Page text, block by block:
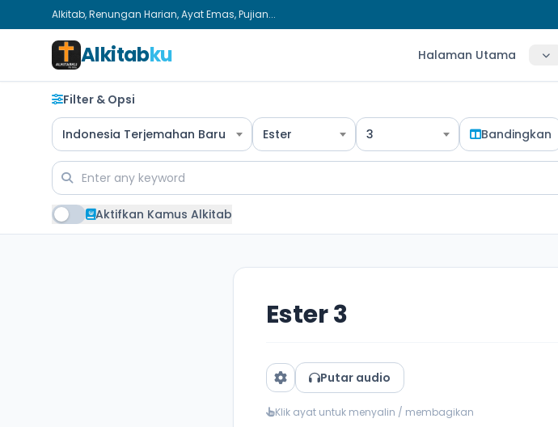
Alkitab, Renungan Harian, Ayat Emas, Pujian...
Alkitabku Halaman Utama
Filter & Opsi
Indonesia Terjemahan Baru Ester 3 Bandingkan
Aktifkan Kamus Alkitab
Ester 3
Putar audio
Klik ayat untuk menyalin / membagikan